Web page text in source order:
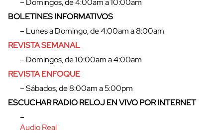
BOLETINES INFORMATIVOS
– Lunes a Domingo, de 4:00am a 8:00am
REVISTA SEMANAL
– Domingos, de 10:00am a 4:00am
REVISTA ENFOQUE
– Sábados, de 8:00am a 5:00pm
ESCUCHAR RADIO RELOJ EN VIVO POR INTERNET
–
Audio Real